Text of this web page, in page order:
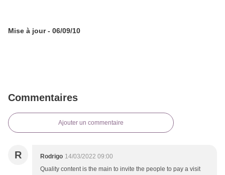
Mise à jour - 06/09/10
Commentaires
Ajouter un commentaire
R Rodrigo 14/03/2022 09:00
Quality content is the main to invite the people to pay a visit